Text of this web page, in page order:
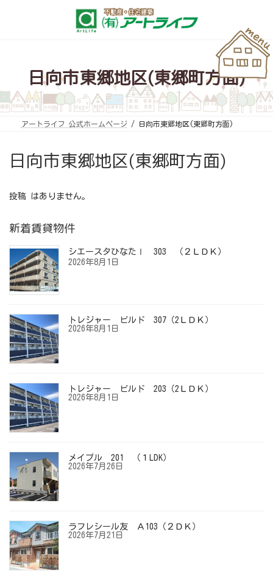
日向市東郷地区(東郷町方面)
アートライフ 公式ホームページ 日向市東郷地区(東郷町方面)
日向市東郷地区(東郷町方面)
投稿 はありません。
新着賃貸物件
シエースタひなたⅠ 303 （２ＬＤＫ）
2026年8月1日
トレジャー ビルド 307（2ＬＤＫ）
2026年8月1日
トレジャー ビルド 203（2ＬＤＫ）
2026年8月1日
メイプル 201 （１LDK）
2026年7月26日
ラフレシール友 Ａ103（２ＤＫ）
2026年7月21日